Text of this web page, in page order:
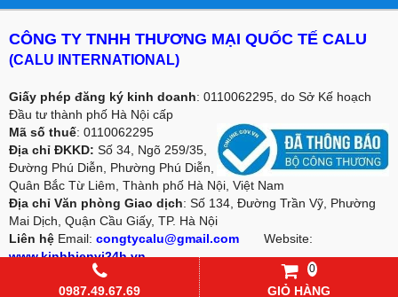
CÔNG TY TNHH THƯƠNG MẠI QUỐC TẾ CALU
(CALU INTERNATIONAL)
Giấy phép đăng ký kinh doanh: 0110062295, do Sở Kế hoạch
Đầu tư thành phố Hà Nội cấp
Mã số thuế: 0110062295
Địa chỉ ĐKKD: Số 34, Ngõ 259/35,
Đường Phú Diễn, Phường Phú Diễn,
Quân Bắc Từ Liêm, Thành phố Hà Nội, Việt Nam
Địa chỉ Văn phòng Giao dịch: Số 134, Đường Trần Vỹ, Phường
Mai Dịch, Quận Cầu Giấy, TP. Hà Nội
Liên hệ Email: congtycalu@gmail.com Website:
www.kinhhienvi24h.vn
: 02466.566.022/ Mobile: 0987 49 67 69 -
0987.49.67.69
0
GIỎ HÀNG